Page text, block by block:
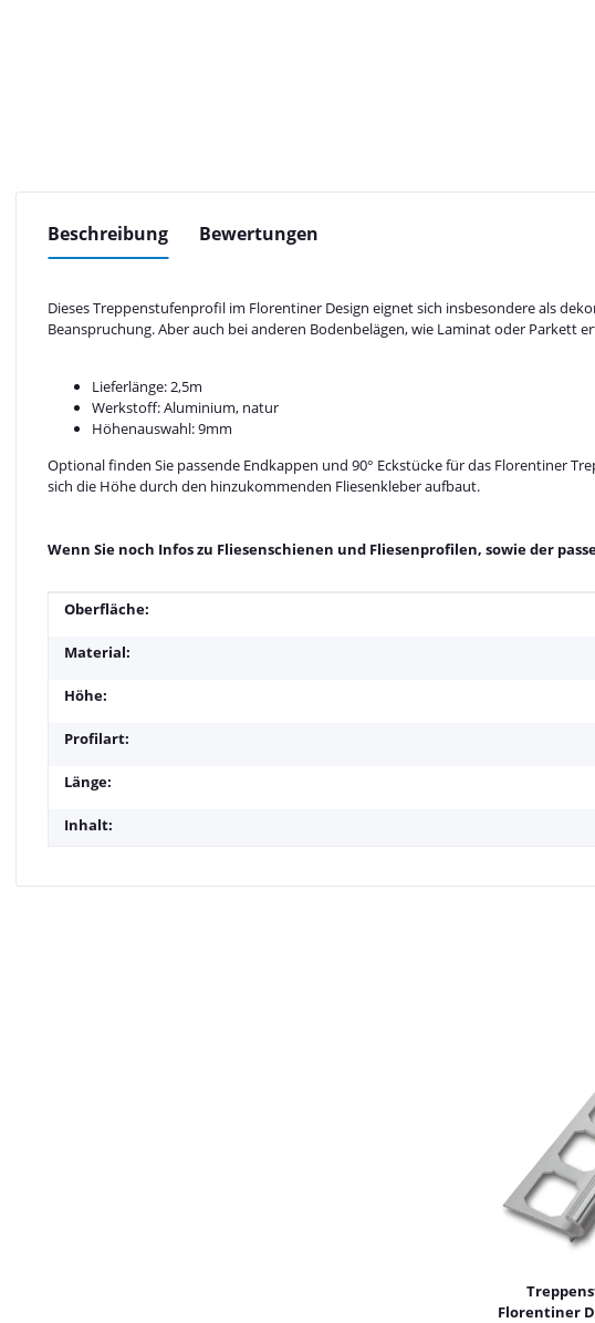
Beschreibung Bewertungen
Dieses Treppenstufenprofil im Florentiner Design eignet sich insbesondere als
Beanspruchung. Aber auch bei anderen Bodenbelägen, wie Laminat oder Parkett
Lieferlänge: 2,5m
Werkstoff: Aluminium, natur
Höhenauswahl: 9mm
Optional finden Sie passende Endkappen und 90° Eckstücke für das Florentiner
sich die Höhe durch den hinzukommenden Fliesenkleber aufbaut.
Wenn Sie noch Infos zu Fliesenschienen und Fliesenprofilen, sowie der
Produkteigenschaft
Wert
Oberfläche:
Material:
Höhe:
Profilart:
Länge:
Inhalt:
Florentiner